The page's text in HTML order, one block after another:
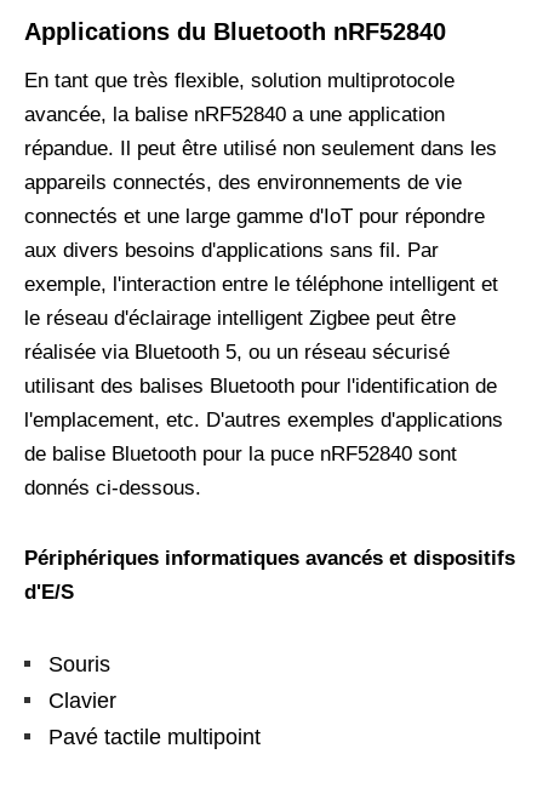
Applications du Bluetooth nRF52840
En tant que très flexible, solution multiprotocole
avancée, la balise nRF52840 a une application
répandue. Il peut être utilisé non seulement dans les
appareils connectés, des environnements de vie
connectés et une large gamme d'IoT pour répondre
aux divers besoins d'applications sans fil. Par
exemple, l'interaction entre le téléphone intelligent et
le réseau d'éclairage intelligent Zigbee peut être
réalisée via Bluetooth 5, ou un réseau sécurisé
utilisant des balises Bluetooth pour l'identification de
l'emplacement, etc. D'autres exemples d'applications
de balise Bluetooth pour la puce nRF52840 sont
donnés ci-dessous.
Périphériques informatiques avancés et dispositifs
d'E/S
Souris
Clavier
Pavé tactile multipoint